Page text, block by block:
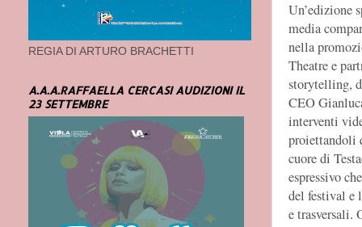
Un’edizione
media
nella
Theatre e
storytelling,
CEO
interventi
proiettandoli
cuore di
espressivo
del festival e
e trasversali.
REGIA DI ARTURO BRACHETTI
A.A.A.RAFFAELLA CERCASI AUDIZIONI IL
23 SETTEMBRE